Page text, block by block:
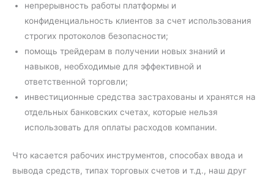
непрерывность работы платформы и
конфиденциальность клиентов за счет использования
строгих протоколов безопасности;
помощь трейдерам в получении новых знаний и
навыков, необходимые для эффективной и
ответственной торговли;
инвестиционные средства застрахованы и хранятся на
отдельных банковских счетах, которые нельзя
использовать для оплаты расходов компании.
Что касается рабочих инструментов, способах ввода и
вывода средств, типах торговых счетов и т.д., наш друг